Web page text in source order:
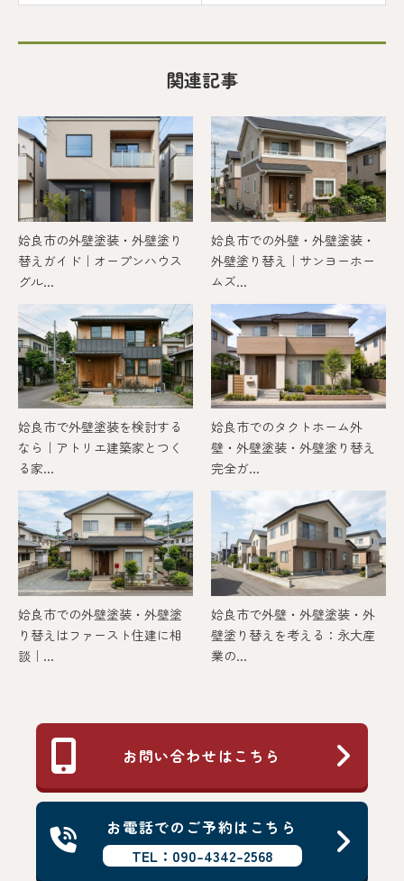
関連記事
姶良市の外壁塗装・外壁塗り
替えガイド｜オープンハウス
グル...
姶良市での外壁・外壁塗装・
外壁塗り替え｜サンヨーホー
ムズ...
姶良市で外壁塗装を検討する
なら｜アトリエ建築家とつく
る家...
姶良市でのタクトホーム外
壁・外壁塗装・外壁塗り替え
完全ガ...
姶良市での外壁塗装・外壁塗
り替えはファースト住建に相
談｜...
姶良市で外壁・外壁塗装・外
壁塗り替えを考える：永大産
業の...
お問い合わせはこちら
お電話でのご予約はこちら
TEL：090-4342-2568